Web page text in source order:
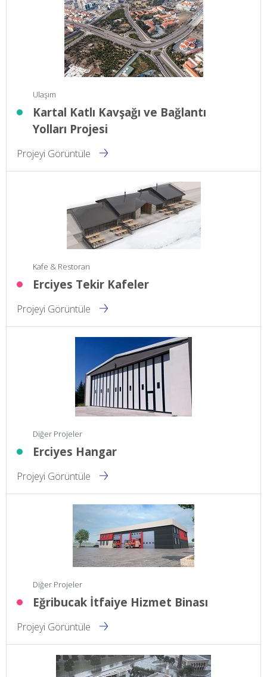
Ulaşım
Kartal Katlı Kavşağı ve Bağlantı
Yolları Projesi
Projeyi Görüntüle
Kafe & Restoran
Erciyes Tekir Kafeler
Projeyi Görüntüle
Diğer Projeler
Erciyes Hangar
Projeyi Görüntüle
Diğer Projeler
Eğribucak İtfaiye Hizmet Binası
Projeyi Görüntüle